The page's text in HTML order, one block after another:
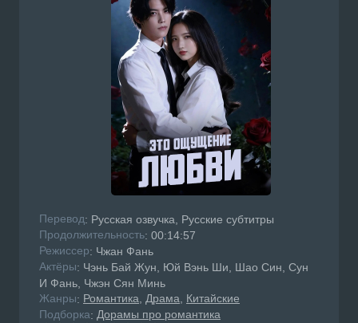
Перевод: Русская озвучка, Русские субтитры
Продолжительность: 00:14:57
Режисcер: Чжан Фань
Актёры: Чэнь Бай Жун, Юй Вэнь Ши, Шао Син, Сун
И Фань, Чжэн Сян Минь
Жанры: Романтика Драма Китайские
Подборка: Дорамы про романтика